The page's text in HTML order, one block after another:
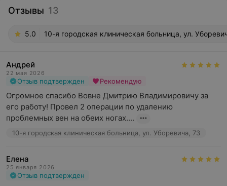
Отзывы 13
5.0 10-я городская клиническая больница, ул.
Андрей
22 мая 2026
Отзыв подтвержден Рекомендую
Огромное спасибо Вовне Дмитрию Владимировичу за
его работу! Провел 2 операции по удалению
проблемных вен на обеих ногах....
10-я городская клиническая больница, ул. Уборевича, 73
Елена
25 января 2026
Отзыв подтвержден